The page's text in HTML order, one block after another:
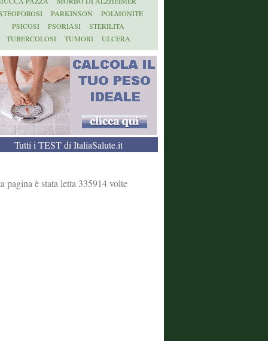
PARKINSON
POLMONITE
PSICOSI
PSORIASI
STERILITA
TUBERCOLOSI
TUMORI ULCERA
Tutti i TEST di ItaliaSalute.it
pagina è stata letta 335914 volte